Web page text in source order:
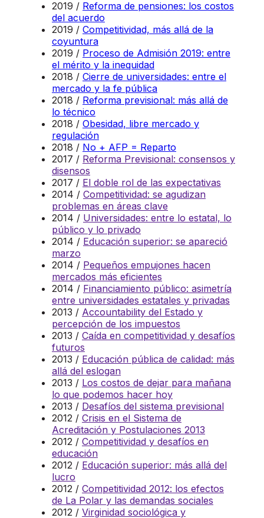
2019 / Reforma de pensiones: los costos
del acuerdo
2019 / Competitividad, más allá de la
coyuntura
2019 / Proceso de Admisión 2019: entre
el mérito y la inequidad
2018 / Cierre de universidades: entre el
mercado y la fe pública
2018 / Reforma previsional: más allá de
lo técnico
2018 / Obesidad, libre mercado y
regulación
2018 / No + AFP = Reparto
2017 / Reforma Previsional: consensos y
disensos
2017 / El doble rol de las expectativas
2014 / Competitividad: se agudizan
problemas en áreas clave
2014 / Universidades: entre lo estatal, lo
público y lo privado
2014 / Educación superior: se apareció
marzo
2014 / Pequeños empujones hacen
mercados más eficientes
2014 / Financiamiento público: asimetría
entre universidades estatales y privadas
2013 / Accountability del Estado y
percepción de los impuestos
2013 / Caída en competitividad y desafíos
futuros
2013 / Educación pública de calidad: más
allá del eslogan
2013 / Los costos de dejar para mañana
lo que podemos hacer hoy
2013 / Desafíos del sistema previsional
2012 / Crisis en el Sistema de
Acreditación y Postulaciones 2013
2012 / Competitividad y desafíos en
educación
2012 / Educación superior: más allá del
lucro
2012 / Competitividad 2012: los efectos
de La Polar y las demandas sociales
2012 / Virginidad sociológica y